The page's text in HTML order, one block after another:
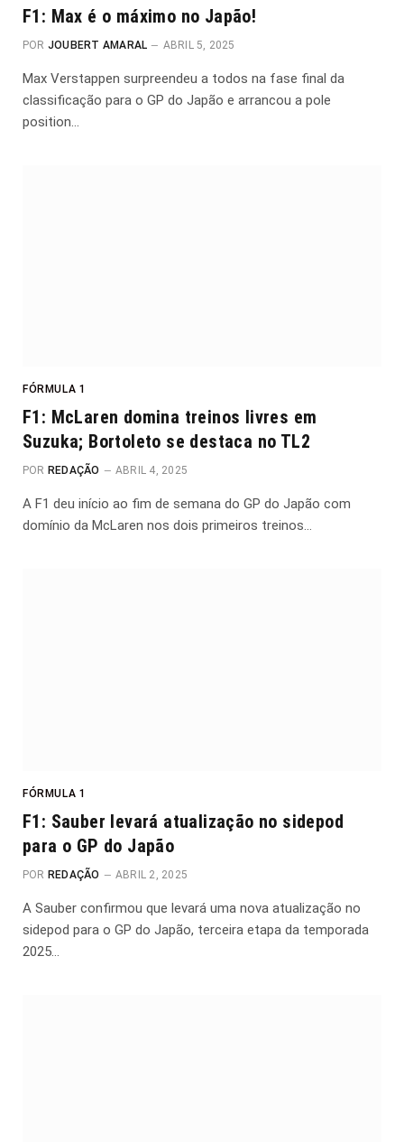
F1: Max é o máximo no Japão!
POR JOUBERT AMARAL ABRIL 5, 2025
Max Verstappen surpreendeu a todos na fase final da
classificação para o GP do Japão e arrancou a pole
position…
FÓRMULA 1
F1: McLaren domina treinos livres em
Suzuka; Bortoleto se destaca no TL2
POR REDAÇÃO ABRIL 4, 2025
A F1 deu início ao fim de semana do GP do Japão com
domínio da McLaren nos dois primeiros treinos…
FÓRMULA 1
F1: Sauber levará atualização no sidepod
para o GP do Japão
POR REDAÇÃO ABRIL 2, 2025
A Sauber confirmou que levará uma nova atualização no
sidepod para o GP do Japão, terceira etapa da temporada
2025…